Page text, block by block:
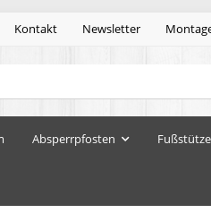
Kontakt Newsletter
Absperrpfosten Fußstütze